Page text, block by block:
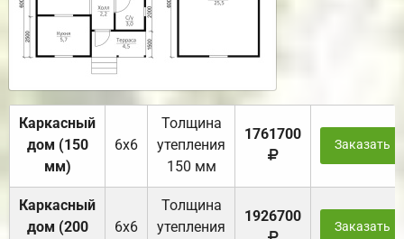
Каркасный
дом (150
мм)
6х6
Толщина
утепления
150 мм
1761700
Заказать
Каркасный
дом (200
6х6
Толщина
утепления
1926700
Заказать